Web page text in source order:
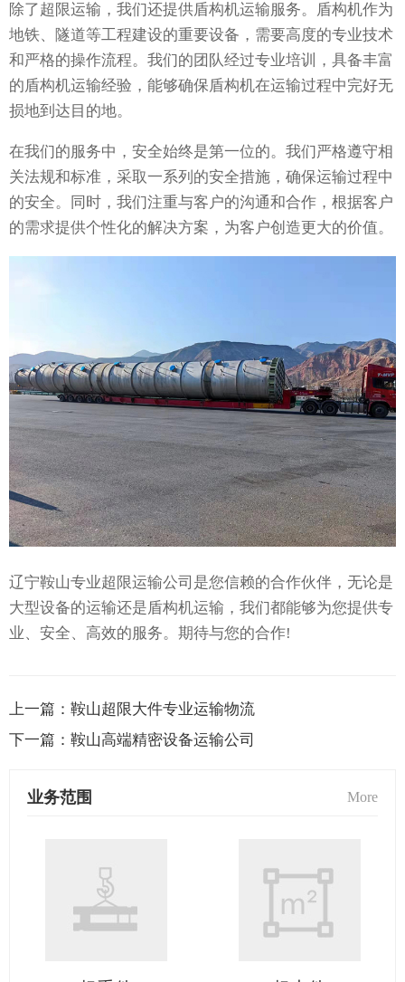
除了超限运输，我们还提供盾构机运输服务。盾构机作为
地铁、隧道等工程建设的重要设备，需要高度的专业技术
和严格的操作流程。我们的团队经过专业培训，具备丰富
的盾构机运输经验，能够确保盾构机在运输过程中完好无
损地到达目的地。
在我们的服务中，安全始终是第一位的。我们严格遵守相
关法规和标准，采取一系列的安全措施，确保运输过程中
的安全。同时，我们注重与客户的沟通和合作，根据客户
的需求提供个性化的解决方案，为客户创造更大的价值。
辽宁鞍山专业超限运输公司是您信赖的合作伙伴，无论是
大型设备的运输还是盾构机运输，我们都能够为您提供专
业、安全、高效的服务。期待与您的合作!
上一篇： 鞍山超限大件专业运输物流
下一篇： 鞍山高端精密设备运输公司
业务范围 More